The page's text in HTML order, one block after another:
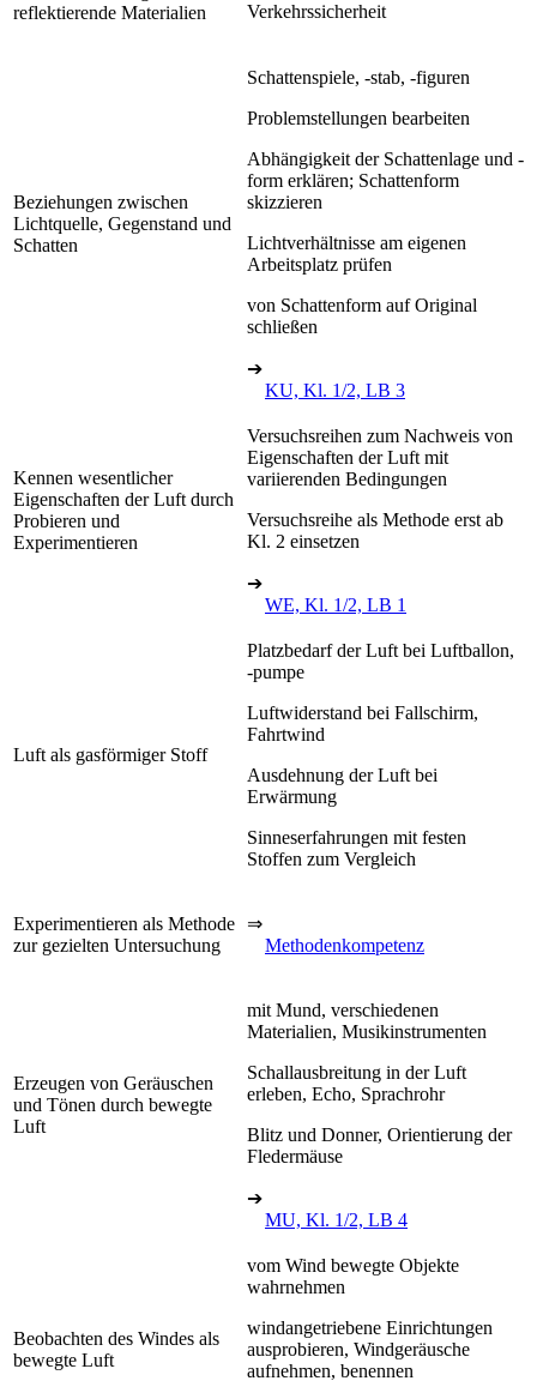
reflektierende Materialien
Verkehrssicherheit
Beziehungen zwischen
Lichtquelle, Gegenstand und
Schatten
Schattenspiele, -stab, -figuren
Problemstellungen bearbeiten
Abhängigkeit der Schattenlage und -
form erklären; Schattenform
skizzieren
Lichtverhältnisse am eigenen
Arbeitsplatz prüfen
von Schattenform auf Original
schließen
➔
KU, Kl. 1/2, LB 3
Kennen wesentlicher
Eigenschaften der Luft durch
Probieren und
Experimentieren
Versuchsreihen zum Nachweis von
Eigenschaften der Luft mit
variierenden Bedingungen
Versuchsreihe als Methode erst ab
Kl. 2 einsetzen
➔
WE, Kl. 1/2, LB 1
Luft als gasförmiger Stoff
Platzbedarf der Luft bei Luftballon,
-pumpe
Luftwiderstand bei Fallschirm,
Fahrtwind
Ausdehnung der Luft bei
Erwärmung
Sinneserfahrungen mit festen
Stoffen zum Vergleich
Experimentieren als Methode
zur gezielten Untersuchung
⇒
Methodenkompetenz
Erzeugen von Geräuschen
und Tönen durch bewegte
Luft
mit Mund, verschiedenen
Materialien, Musikinstrumenten
Schallausbreitung in der Luft
erleben, Echo, Sprachrohr
Blitz und Donner, Orientierung der
Fledermäuse
➔
MU, Kl. 1/2, LB 4
Beobachten des Windes als
bewegte Luft
vom Wind bewegte Objekte
wahrnehmen
windangetriebene Einrichtungen
ausprobieren, Windgeräusche
aufnehmen, benennen